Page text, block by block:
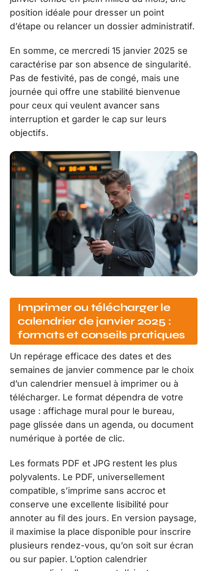
position idéale pour dresser un point
d’étape ou relancer un dossier administratif.
En somme, ce mercredi 15 janvier 2025 se
caractérise par son absence de singularité.
Pas de festivité, pas de congé, mais une
journée qui offre une stabilité bienvenue
pour ceux qui veulent avancer sans
interruption et garder le cap sur leurs
objectifs.
Imprimer ou télécharger le
calendrier de janvier 2025 :
formats et conseils pratiques
Un repérage efficace des dates et des
semaines de janvier commence par le choix
d’un calendrier mensuel à imprimer ou à
télécharger. Le format dépendra de votre
usage : affichage mural pour le bureau,
page glissée dans un agenda, ou document
numérique à portée de clic.
Les formats PDF et JPG restent les plus
polyvalents. Le PDF, universellement
compatible, s’imprime sans accroc et
conserve une excellente lisibilité pour
annoter au fil des jours. En version paysage,
il maximise la place disponible pour inscrire
plusieurs rendez-vous, qu’on soit sur écran
ou sur papier. L’option calendrier